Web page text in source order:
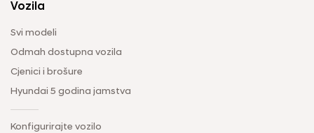
Vozila
Svi modeli
Odmah dostupna vozila
Cjenici i brošure
Hyundai 5 godina jamstva
Konfigurirajte vozilo